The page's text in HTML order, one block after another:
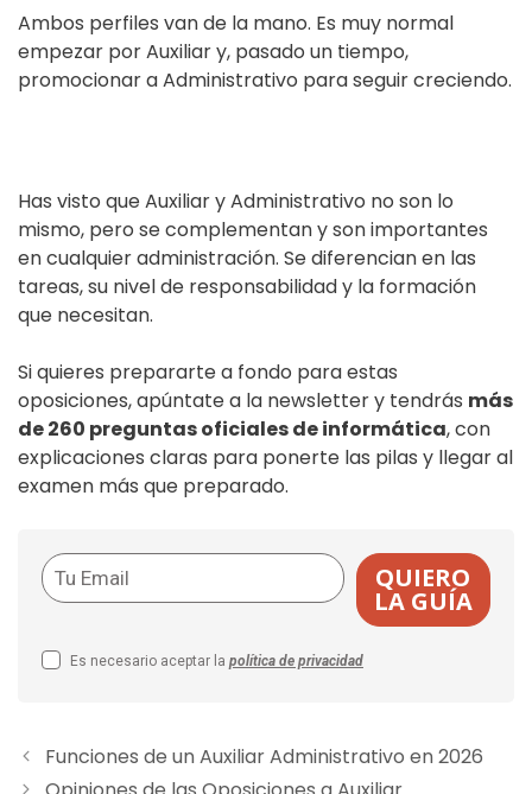
Ambos perfiles van de la mano. Es muy normal
empezar por Auxiliar y, pasado un tiempo,
promocionar a Administrativo para seguir creciendo.
Has visto que Auxiliar y Administrativo no son lo
mismo, pero se complementan y son importantes
en cualquier administración. Se diferencian en las
tareas, su nivel de responsabilidad y la formación
que necesitan.
Si quieres prepararte a fondo para estas
oposiciones, apúntate a la newsletter y tendrás más
de 260 preguntas oficiales de informática, con
explicaciones claras para ponerte las pilas y llegar al
examen más que preparado.
QUIERO
LA GUÍA
Es necesario aceptar la política de privacidad
Funciones de un Auxiliar Administrativo en 2026